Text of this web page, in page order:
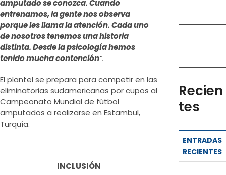
amputado se conozca. Cuando
entrenamos, la gente nos observa
porque les llama la atención. Cada uno
de nosotros tenemos una historia
distinta. Desde la psicología hemos
tenido mucha contención”.
El plantel se prepara para competir en las
eliminatorias sudamericanas por cupos al
Campeonato Mundial de fútbol
amputados a realizarse en Estambul,
Turquía.
INCLUSIÓN
Recien
tes
ENTRADAS
RECIENTES